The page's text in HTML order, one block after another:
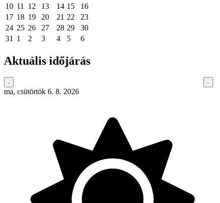
10 11 12 13 14 15
16
17 18 19 20 21 22
23
24 25 26 27 28 29
30
31
1 2 3 4 5 6
Aktuális időjárás
ma, csütörtök 6. 8. 2026